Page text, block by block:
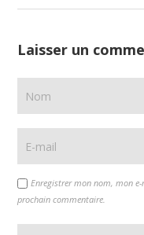
Laisser un
Enregistrer mon nom, mon
prochain commentaire.